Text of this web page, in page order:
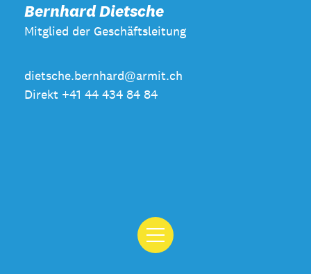
Bernhard Dietsche
Mitglied der Geschäftsleitung
dietsche.bernhard@armit.ch
Direkt +41 44 434 84 84